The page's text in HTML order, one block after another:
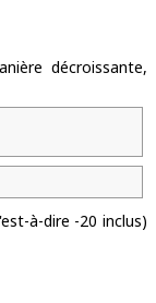
décroissante,
à-dire -20 inclus)